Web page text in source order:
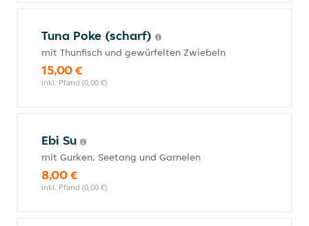
Tuna Poke (scharf)
mit Thunfisch und gewürfelten Zwiebeln
15,00 €
inkl. Pfand (0,00 €)
Ebi Su
mit Gurken, Seetang und Garnelen
8,00 €
inkl. Pfand (0,00 €)